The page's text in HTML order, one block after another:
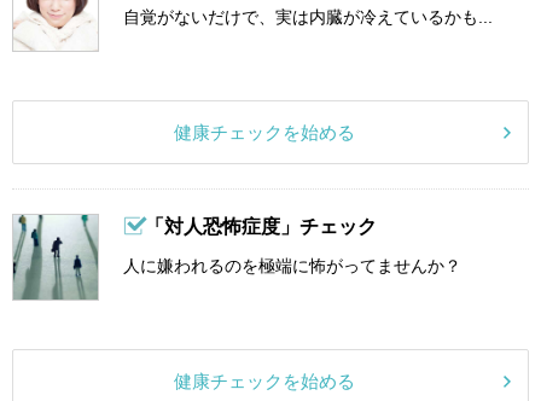
自覚がないだけで、実は内臓が冷えているかも...
健康チェックを始める
「対人恐怖症度」チェック
人に嫌われるのを極端に怖がってませんか？
健康チェックを始める